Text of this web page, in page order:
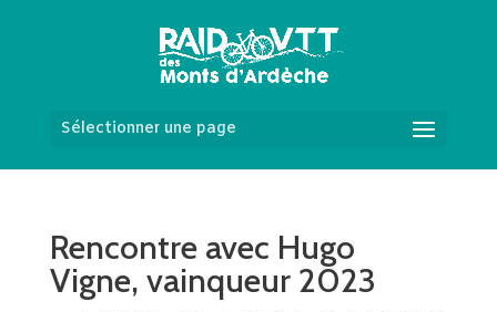
Sélectionner une page
Rencontre avec Hugo
Vigne, vainqueur 2023